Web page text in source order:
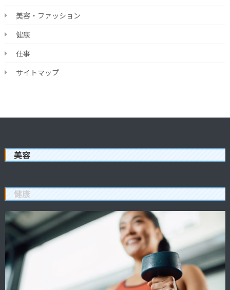
美容・ファッション
健康
仕事
サイトマップ
美容
健康